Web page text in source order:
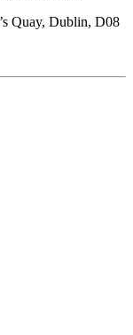
Quay, Dublin, D08